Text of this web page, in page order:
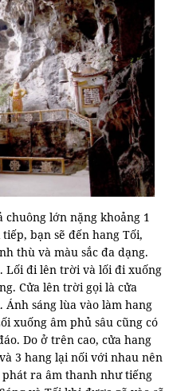
lớn nặng khoảng 1
bạn sẽ đến hang Tối,
thù và màu sắc đa dạng.
Lối đi lên trời và lối đi xuống
Cửa lên trời gọi là cửa
sáng lùa vào làm hang
xuống âm phủ sâu cũng có
Do ở trên cao, cửa hang
3 hang lại nối với nhau nên
ra âm thanh như tiếng